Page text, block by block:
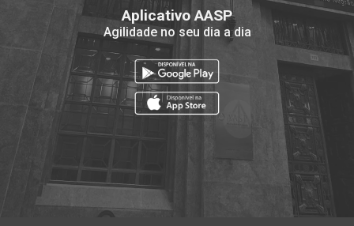
Aplicativo AASP
Agilidade no seu dia a dia